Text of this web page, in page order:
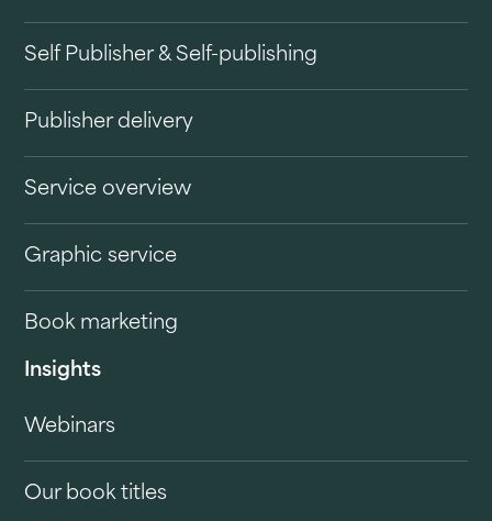
Self Publisher & Self-publishing
Publisher delivery
Service overview
Graphic service
Book marketing
Insights
Webinars
Our book titles